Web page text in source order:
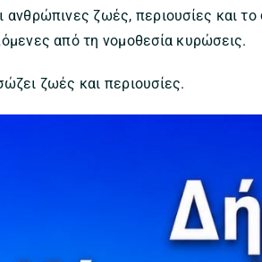
ανθρώπινες ζωές, περιουσίες και
από τη νομοθεσία κυρώσεις.
ζωές και περιουσίες.